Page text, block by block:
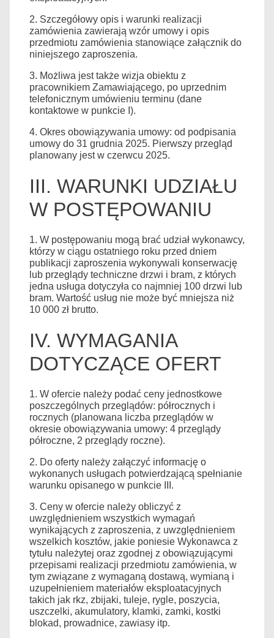
2. Szczegółowy opis i warunki realizacji
zamówienia zawierają wzór umowy i opis
przedmiotu zamówienia stanowiące załącznik do
niniejszego zaproszenia.
3. Możliwa jest także wizja obiektu z
pracownikiem Zamawiającego, po uprzednim
telefonicznym umówieniu terminu (dane
kontaktowe w punkcie I).
4. Okres obowiązywania umowy: od podpisania
umowy do 31 grudnia 2025. Pierwszy przegląd
planowany jest w czerwcu 2025.
III. WARUNKI UDZIAŁU
W POSTĘPOWANIU
1. W postępowaniu mogą brać udział wykonawcy,
którzy w ciągu ostatniego roku przed dniem
publikacji zaproszenia wykonywali konserwację
lub przeglądy techniczne drzwi i bram, z których
jedna usługa dotyczyła co najmniej 100 drzwi lub
bram. Wartość usług nie może być mniejsza niż
10 000 zł brutto.
IV. WYMAGANIA
DOTYCZĄCE OFERT
1. W ofercie należy podać ceny jednostkowe
poszczególnych przeglądów: półrocznych i
rocznych (planowana liczba przeglądów w
okresie obowiązywania umowy: 4 przeglądy
półroczne, 2 przeglądy roczne).
2. Do oferty należy załączyć informację o
wykonanych usługach potwierdzającą spełnianie
warunku opisanego w punkcie III.
3. Ceny w ofercie należy obliczyć z
uwzględnieniem wszystkich wymagań
wynikających z zaproszenia, z uwzględnieniem
wszelkich kosztów, jakie poniesie Wykonawca z
tytułu należytej oraz zgodnej z obowiązującymi
przepisami realizacji przedmiotu zamówienia, w
tym związane z wymaganą dostawą, wymianą i
uzupełnieniem materiałów eksploatacyjnych
takich jak rkz, zbijaki, tuleje, rygle, poszycia,
uszczelki, akumulatory, klamki, zamki, kostki
blokad, prowadnice, zawiasy itp.